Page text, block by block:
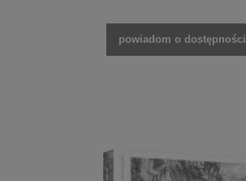
powiadom o dostępności